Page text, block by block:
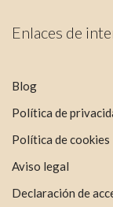
Enlaces de
Blog
Política de
Política de cookies
Aviso legal
Declaración de